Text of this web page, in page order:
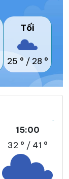
Tối
25 ° / 28 °
15:00
32 ° / 41 °